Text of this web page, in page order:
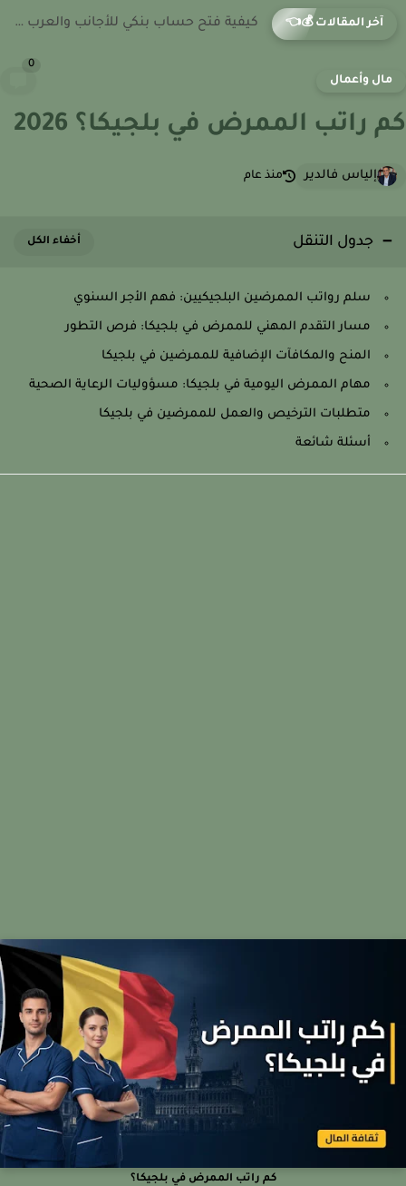
آخر المقالات 💰👈 كيفية فتح حساب بنكي للأجانب والعرب وغير المقيمين في قبرص
وأعمال
راتب الممرض في بلجيكا؟ 2026
إلياس فالدير منذ عام
جدول التنقل
سلم رواتب الممرضين البلجيكيين: فهم الأجر السنوي
مسار التقدم المهني للممرض في بلجيكا: فرص التطور
المنح والمكافآت الإضافية للممرضين في بلجيكا
مهام الممرض اليومية في بلجيكا: مسؤوليات الرعاية الصحية
متطلبات الترخيص والعمل للممرضين في بلجيكا
أسئلة شائعة
كم راتب الممرض في بلجيكا؟